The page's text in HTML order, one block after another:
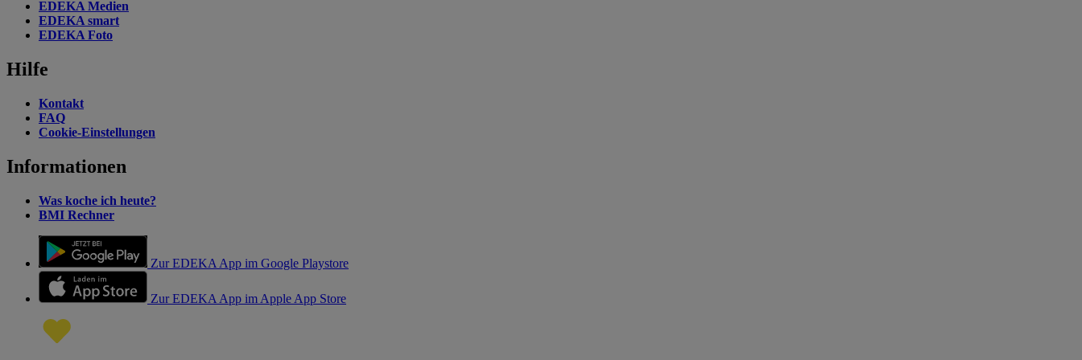
EDEKA Medien
EDEKA smart
EDEKA Foto
Hilfe
Kontakt
FAQ
Cookie-Einstellungen
Informationen
Was koche ich heute?
BMI Rechner
Zur EDEKA App im Google Playstore
Zur EDEKA App im Apple App Store